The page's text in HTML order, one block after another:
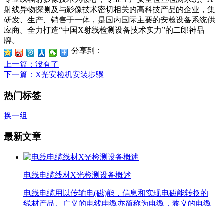
射线异物探测及与影像技术密切相关的高科技产品的企业，集
研发、生产、销售于一体，是国内国际主要的安检设备系统供
应商。全力打造“中国X射线检测设备技术实力”的二郎神品
牌。
分享到：
上一篇 ：没有了
下一篇 ：X光安检机安装步骤
热门标签
换一组
最新文章
电线电缆线材X光检测设备概述
电线电缆用以传输电(磁)能，信息和实现电磁能转换的
线材产品。广义的电线电缆亦简称为电缆，狭义的电缆